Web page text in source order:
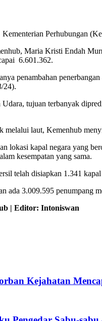
Perhubungan
Maria Kristi Endah
6.601.362.
penambahan
24).
tujuan terbanyak
melalui laut, Kemenhub
lokasi kapal negara yang
kesempatan yang sama.
telah disiapkan 1.341
ada 3.009.595 penumpang
| Editor: Intoniswan
Kejahatan